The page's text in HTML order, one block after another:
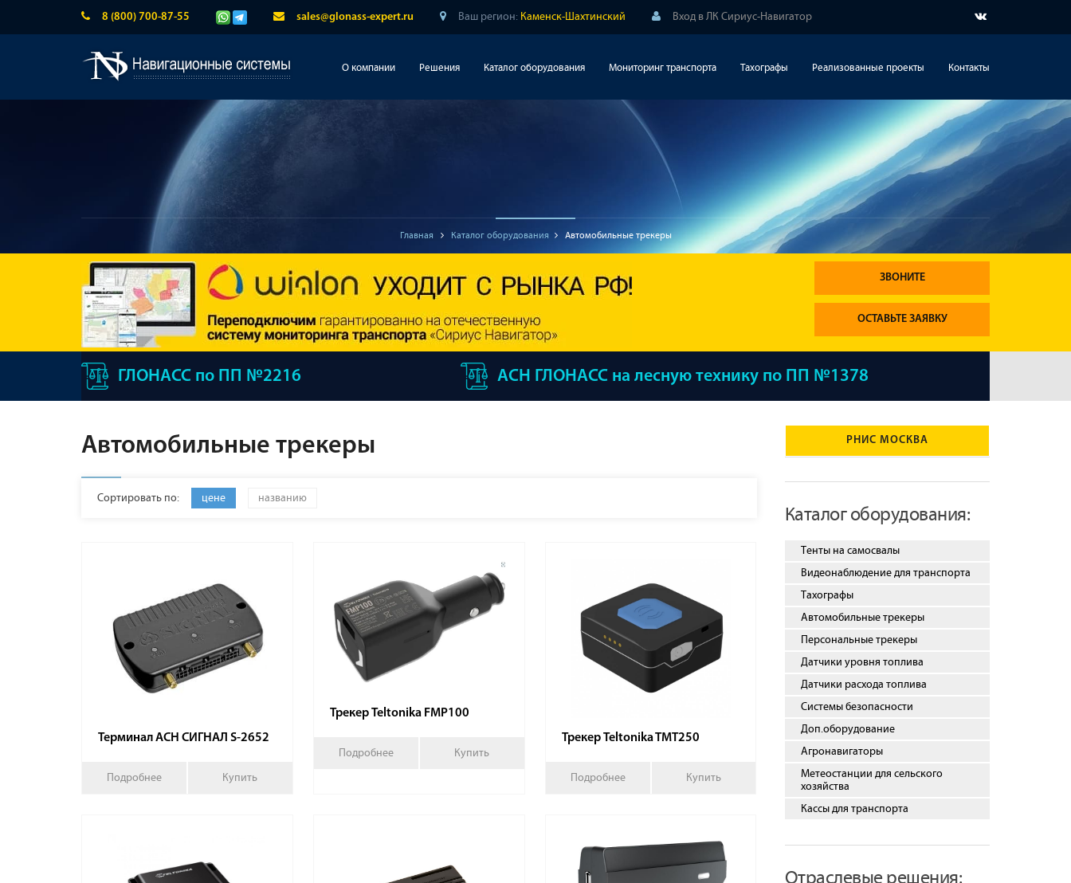
8 (800) 700-87-55 sales@glonass-expert.ru Ваш регион: Каменск-Шахтинский Вход в ЛК Сириус-Навигатор
О компании Решения Каталог оборудования Мониторинг транспорта Тахографы Реализованные проекты Контакты
Главная Каталог оборудования Автомобильные трекеры
ЗВОНИТЕ
ОСТАВЬТЕ ЗАЯВКУ
ГЛОНАСС по ПП №2216 АСН ГЛОНАСС на лесную технику по ПП №1378
Автомобильные трекеры
Сортировать по: цене названию
Терминал АСН СИГНАЛ S-2652
Подробнее Купить
Трекер Teltonika FMP100
Подробнее Купить
Трекер Teltonika TMT250
Подробнее Купить
РНИС МОСКВА
Каталог оборудования:
Тенты на самосвалы
Видеонаблюдение для транспорта
Тахографы
Автомобильные трекеры
Персональные трекеры
Датчики уровня топлива
Датчики расхода топлива
Системы безопасности
Доп.оборудование
Агронавигаторы
Метеостанции для сельского
хозяйства
Кассы для транспорта
Отраслевые решения: